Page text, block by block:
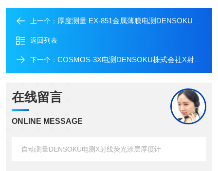
上一个： 厚度测量 EX-851金属薄膜电测DENSOKU荧光X射线涂层厚度计
返回列表
下一个： COSMOS-3X电测DENSOKU株式会社X射线荧光薄膜厚度计
在线留言
ONLINE MESSAGE